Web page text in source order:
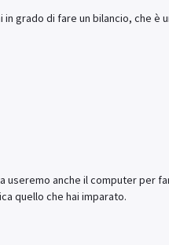
in grado di fare un bilancio, che è
useremo anche il computer per
quello che hai imparato.